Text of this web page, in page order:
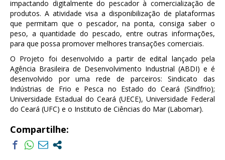
impactando digitalmente do pescador à comercialização de
produtos. A atividade visa a disponibilização de plataformas
que permitam que o pescador, na ponta, consiga saber o
peso, a quantidade do pescado, entre outras informações,
para que possa promover melhores transações comerciais.
O Projeto foi desenvolvido a partir de edital lançado pela
Agência Brasileira de Desenvolvimento Industrial (ABDI) e é
desenvolvido por uma rede de parceiros: Sindicato das
Indústrias de Frio e Pesca no Estado do Ceará (Sindfrio);
Universidade Estadual do Ceará (UECE), Universidade Federal
do Ceará (UFC) e o Instituto de Ciências do Mar (Labomar).
Compartilhe: